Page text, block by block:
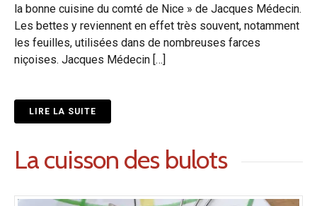
la bonne cuisine du comté de Nice » de Jacques Médecin.
Les bettes y reviennent en effet très souvent, notamment
les feuilles, utilisées dans de nombreuses farces
niçoises. Jacques Médecin […]
LIRE LA SUITE
La cuisson des bulots